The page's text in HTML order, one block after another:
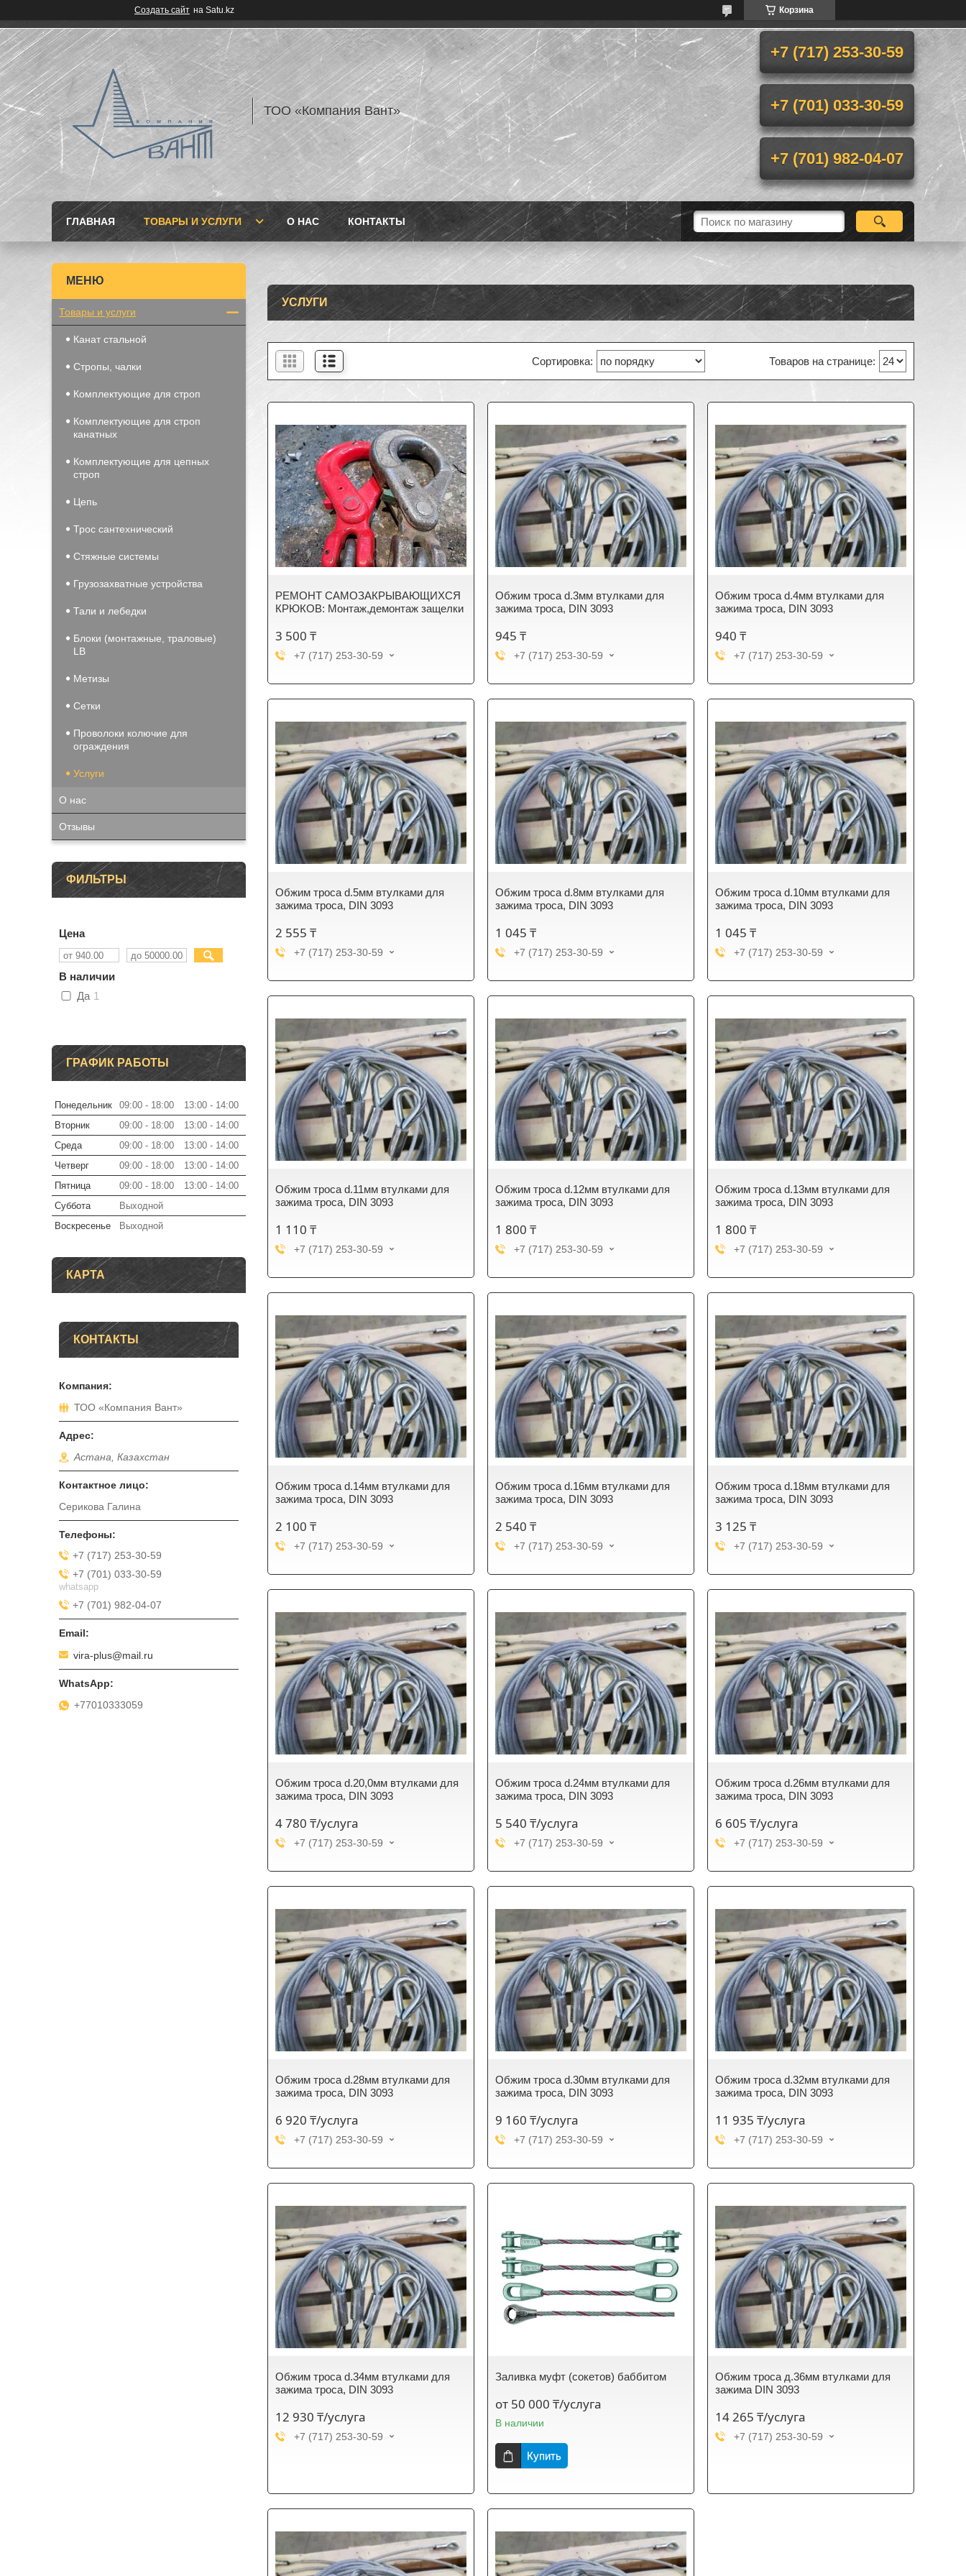
Создать сайт на Satu.kz Корзина
ТОО «Компания Вант»
+7 (717) 253-30-59
+7 (701) 033-30-59
+7 (701) 982-04-07
ГЛАВНАЯ ТОВАРЫ И УСЛУГИ О НАС КОНТАКТЫ
УСЛУГИ
РЕМОНТ САМОЗАКРЫВАЮЩИХСЯ
КРЮКОВ: Монтаж,демонтаж защелки
3 500 ₸
+7 (717) 253-30-59
Обжим троса d.3мм втулками для
зажима троса, DIN 3093
945 ₸
+7 (717) 253-30-59
Обжим троса d.4мм втулками для
зажима троса, DIN 3093
940 ₸
+7 (717) 253-30-59
Обжим троса d.5мм втулками для
зажима троса, DIN 3093
2 555 ₸
+7 (717) 253-30-59
Обжим троса d.8мм втулками для
зажима троса, DIN 3093
1 045 ₸
+7 (717) 253-30-59
Обжим троса d.10мм втулками для
зажима троса, DIN 3093
1 045 ₸
+7 (717) 253-30-59
Обжим троса d.11мм втулками для
зажима троса, DIN 3093
1 110 ₸
+7 (717) 253-30-59
Обжим троса d.12мм втулками для
зажима троса, DIN 3093
1 800 ₸
+7 (717) 253-30-59
Обжим троса d.13мм втулками для
зажима троса, DIN 3093
1 800 ₸
+7 (717) 253-30-59
Обжим троса d.14мм втулками для
зажима троса, DIN 3093
2 100 ₸
+7 (717) 253-30-59
Обжим троса d.16мм втулками для
зажима троса, DIN 3093
2 540 ₸
+7 (717) 253-30-59
Обжим троса d.18мм втулками для
зажима троса, DIN 3093
3 125 ₸
+7 (717) 253-30-59
Обжим троса d.20,0мм втулками для
зажима троса, DIN 3093
4 780 ₸/услуга
+7 (717) 253-30-59
Обжим троса d.24мм втулками для
зажима троса, DIN 3093
5 540 ₸/услуга
+7 (717) 253-30-59
Обжим троса d.26мм втулками для
зажима троса, DIN 3093
6 605 ₸/услуга
+7 (717) 253-30-59
Обжим троса d.28мм втулками для
зажима троса, DIN 3093
6 920 ₸/услуга
+7 (717) 253-30-59
Обжим троса d.30мм втулками для
зажима троса, DIN 3093
9 160 ₸/услуга
+7 (717) 253-30-59
Обжим троса d.32мм втулками для
зажима троса, DIN 3093
11 935 ₸/услуга
+7 (717) 253-30-59
Обжим троса d.34мм втулками для
зажима троса, DIN 3093
12 930 ₸/услуга
+7 (717) 253-30-59
Заливка муфт (сокетов) баббитом
от 50 000 ₸/услуга
В наличии
Купить
Обжим троса д.36мм втулками для
зажима DIN 3093
14 265 ₸/услуга
+7 (717) 253-30-59
Товары и услуги
Канат стальной
Стропы, чалки
Комплектующие для строп
Комплектующие для строп
канатных
Комплектующие для цепных
строп
Цепь
Трос сантехнический
Стяжные системы
Грузозахватные устройства
Тали и лебедки
Блоки (монтажные, траловые)
LB
Метизы
Сетки
Проволоки колючие для
ограждения
Услуги
О нас
Отзывы
ФИЛЬТРЫ
Цена
В наличии
Да 1
ГРАФИК РАБОТЫ
Понедельник 09:00 18:00 13:00
14:00
Вторник
09:00 18:00 13:00
14:00
Среда
09:00 18:00 13:00
14:00
Четверг
09:00 18:00 13:00
14:00
Пятница
09:00 18:00 13:00
14:00
Суббота
Выходной
Воскресенье
Выходной
КАРТА
КОНТАКТЫ
ТОО «Компания Вант»
Астана, Казахстан
Серикова Галина
+7 (717) 253-30-59
+7 (701) 033-30-59
whatsapp
+7 (701) 982-04-07
vira-plus@mail.ru
+77010333059